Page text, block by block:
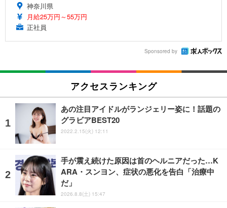
神奈川県
月給25万円～55万円
正社員
Sponsored by
アクセスランキング
あの注目アイドルがランジェリー姿に！話題の
グラビアBEST20
2022.2.15(火) 12:11
手が震え続けた原因は首のヘルニアだった…K
ARA・スンヨン、症状の悪化を告白「治療中
だ」
2026.8.8(土) 15:47